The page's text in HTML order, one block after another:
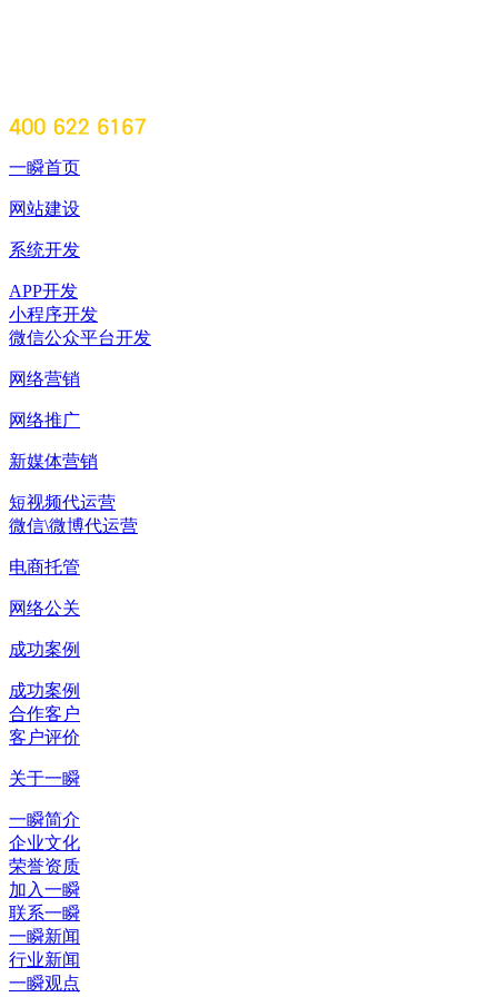
一瞬首页
网站建设
系统开发
APP开发
小程序开发
微信公众平台开发
网络营销
网络推广
新媒体营销
短视频代运营
微信\微博代运营
电商托管
网络公关
成功案例
成功案例
合作客户
客户评价
关于一瞬
一瞬简介
企业文化
荣誉资质
加入一瞬
联系一瞬
一瞬新闻
行业新闻
一瞬观点